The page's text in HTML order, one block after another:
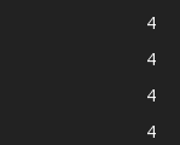
4
4
4
4